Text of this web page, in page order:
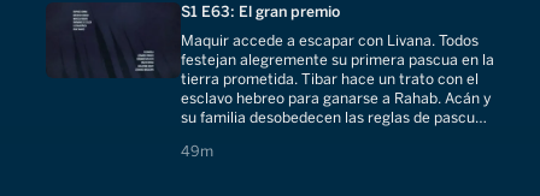
S1 E63: El gran premio
Maquir accede a escapar con Livana. Todos
festejan alegremente su primera pascua en la
tierra prometida. Tibar hace un trato con el
esclavo hebreo para ganarse a Rahab. Acán y
su familia desobedecen las reglas de pascua.
49m
49 minutes